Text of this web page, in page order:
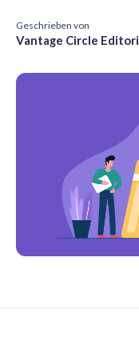
Geschrieben von
Vantage Circle